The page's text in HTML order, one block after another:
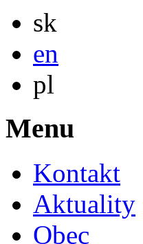
sk
en
pl
Menu
Kontakt
Aktuality
Obec